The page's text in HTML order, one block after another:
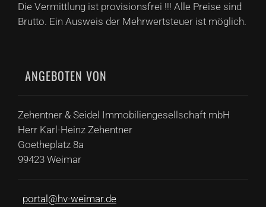
Die Vermittlung ist provisionsfrei !!! Alle Preise sind
Brutto. Ein Ausweis der Mehrwertsteuer ist möglich.
ANGEBOTEN VON
Zehentner & Seidel Immobiliengesellschaft mbH
Herr Karl-Heinz Zehentner
Goetheplatz 8a
99423 Weimar
portal@hv-weimar.de